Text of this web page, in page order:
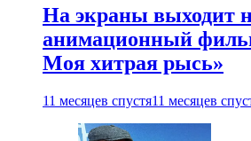
На экраны выходит
анимационный
Моя хитрая рысь»
11 месяцев спустя11 месяцев